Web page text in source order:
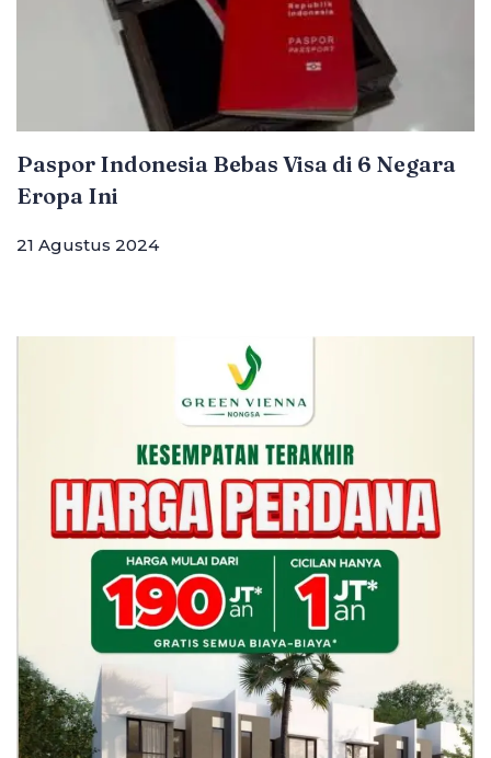
Paspor Indonesia Bebas Visa di 6 Negara
Eropa Ini
21 Agustus 2024